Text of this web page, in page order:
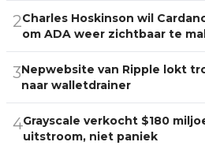
2Charles Hoskinson wil
om ADA weer zichtbaar te
3Nepwebsite van Ripple lokt
naar walletdrainer
4Grayscale verkocht $180
uitstroom, niet paniek